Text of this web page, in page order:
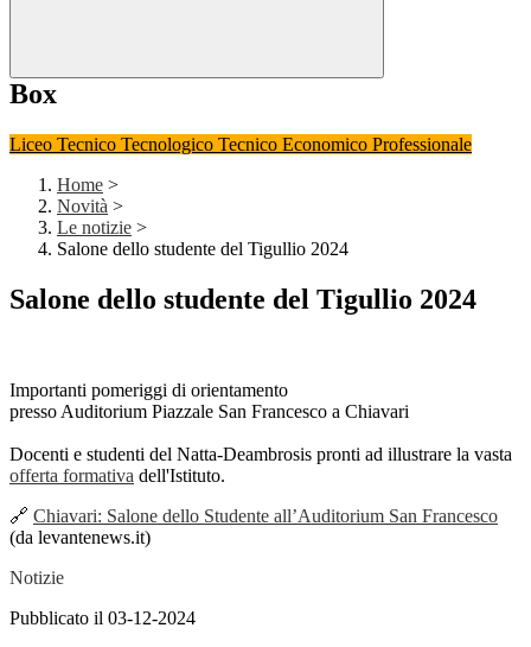
Box
Liceo Tecnico Tecnologico Tecnico Economico Professionale
Home >
Novità >
Le notizie >
Salone dello studente del Tigullio 2024
Salone dello studente del Tigullio 2024
Importanti pomeriggi di orientamento
presso Auditorium Piazzale San Francesco a Chiavari
Docenti e studenti del Natta-Deambrosis pronti ad illustrare la vasta
offerta formativa dell'Istituto.
🔗 Chiavari: Salone dello Studente all’Auditorium San Francesco
(da levantenews.it)
Notizie
Pubblicato il 03-12-2024